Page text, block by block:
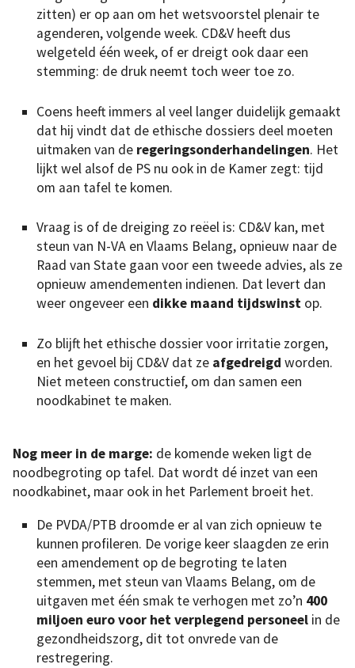
zitten) er op aan om het wetsvoorstel plenair te
agenderen, volgende week. CD&V heeft dus
welgeteld één week, of er dreigt ook daar een
stemming: de druk neemt toch weer toe zo.
Coens heeft immers al veel langer duidelijk gemaakt
dat hij vindt dat de ethische dossiers deel moeten
uitmaken van de regeringsonderhandelingen. Het
lijkt wel alsof de PS nu ook in de Kamer zegt: tijd
om aan tafel te komen.
Vraag is of de dreiging zo reëel is: CD&V kan, met
steun van N-VA en Vlaams Belang, opnieuw naar de
Raad van State gaan voor een tweede advies, als ze
opnieuw amendementen indienen. Dat levert dan
weer ongeveer een dikke maand tijdswinst op.
Zo blijft het ethische dossier voor irritatie zorgen,
en het gevoel bij CD&V dat ze afgedreigd worden.
Niet meteen constructief, om dan samen een
noodkabinet te maken.
Nog meer in de marge: de komende weken ligt de
noodbegroting op tafel. Dat wordt dé inzet van een
noodkabinet, maar ook in het Parlement broeit het.
De PVDA/PTB droomde er al van zich opnieuw te
kunnen profileren. De vorige keer slaagden ze erin
een amendement op de begroting te laten
stemmen, met steun van Vlaams Belang, om de
uitgaven met één smak te verhogen met zo’n 400
miljoen euro voor het verplegend personeel in de
gezondheidszorg, dit tot onvrede van de
restregering.